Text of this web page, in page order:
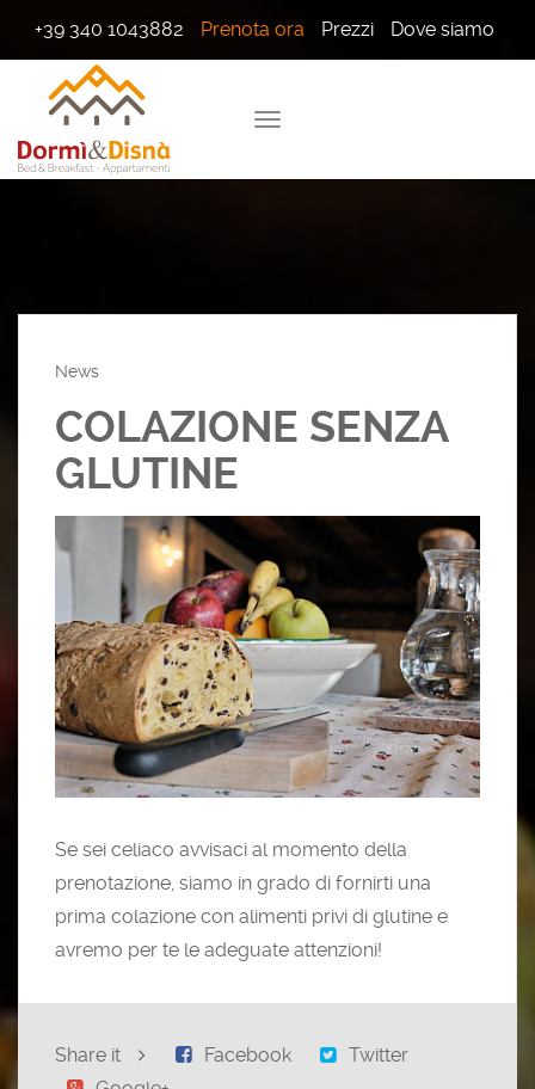
+39 340 1043882 Prenota ora Prezzi Dove siamo
News
COLAZIONE SENZA
GLUTINE
Se sei celiaco avvisaci al momento della
prenotazione, siamo in grado di fornirti una
prima colazione con alimenti privi di glutine e
avremo per te le adeguate attenzioni!
Share it Facebook
Twitter